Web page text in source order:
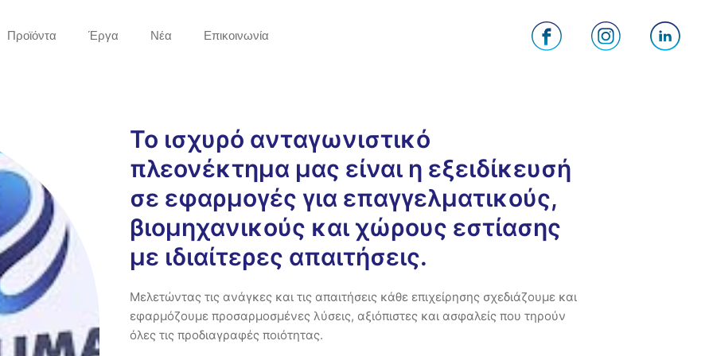
Προϊόντα Έργα Νέα Επικοινωνία
Το ισχυρό ανταγωνιστικό
πλεονέκτημα μας είναι η εξειδίκευσή
σε εφαρμογές για επαγγελματικούς,
βιομηχανικούς και χώρους εστίασης
με ιδιαίτερες απαιτήσεις.
Μελετώντας τις ανάγκες και τις απαιτήσεις κάθε επιχείρησης σχεδιάζουμε και
εφαρμόζουμε προσαρμοσμένες λύσεις, αξιόπιστες και ασφαλείς που τηρούν
όλες τις προδιαγραφές ποιότητας.